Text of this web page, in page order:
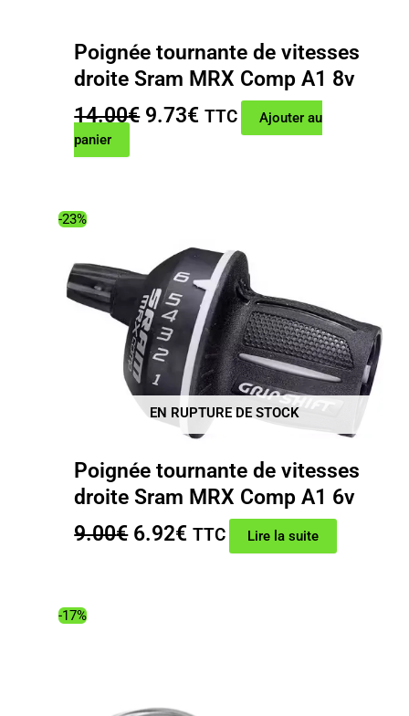
Poignée tournante de vitesses
droite Sram MRX Comp A1 8v
14.00€ Le
9.73€ Le
TTC
Ajouter au
panier
-23%
EN RUPTURE DE STOCK
Poignée tournante de vitesses
droite Sram MRX Comp A1 6v
9.00€ Le
6.92€ Le
TTC Lire la suite
-17%